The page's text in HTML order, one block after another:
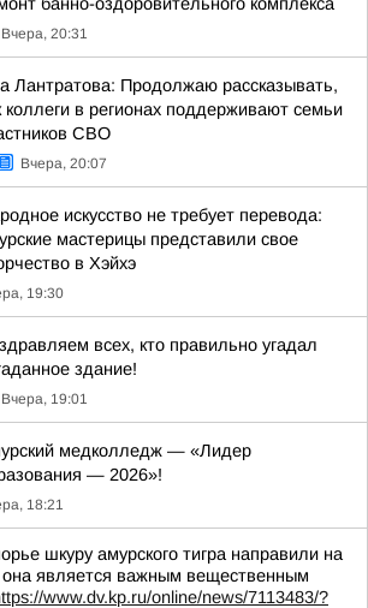
Вчера, 20:31
Лантратова: Продолжаю рассказывать,
коллеги в регионах поддерживают семьи
СВО
Вчера, 20:07
искусство не требует перевода:
мастерицы представили свое
в Хэйхэ
19:30
всех, кто правильно угадал
здание!
Вчера, 19:01
медколледж — «Лидер
— 2026»!
18:21
шкуру амурского тигра направили на
она является важным вещественным
www.dv.kp.ru/online/news/7113483/?